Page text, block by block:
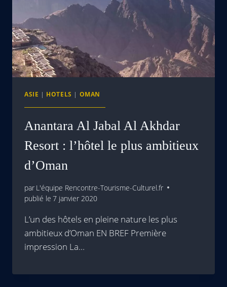
ASIE | HOTELS | OMAN
Anantara Al Jabal Al Akhdar
Resort : l’hôtel le plus ambitieux
d’Oman
par L'équipe Rencontre-Tourisme-Culturel.fr
publié le 7 janvier 2020
L’un des hôtels en pleine nature les plus
ambitieux d’Oman EN BREF Première
impression La…